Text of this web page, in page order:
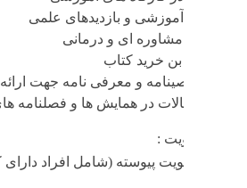
و بازدیدهای علمی
ای و درمانی
خرید کتاب
و معرفی نامه جهت ارائه به
در همایش ها و فصلنامه های انجمن
پیوسته (شامل افراد دارای کارشناسی